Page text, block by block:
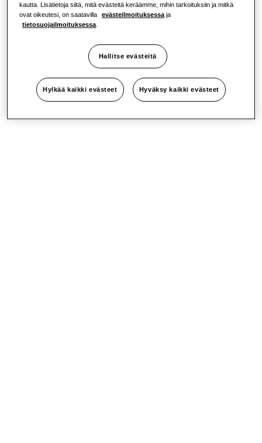
kautta. Lisätietoja siitä, mitä evästeitä keräämme, mihin tarkoituksiin ja mitkä
ovat oikeutesi, on saatavilla
evästeilmoituksessa ja
tietosuojailmoituksessa
Hallitse evästeitä
Hylkää kaikki evästeet Hyväksy kaikki evästeet